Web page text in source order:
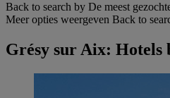
Back to search by De meest
Meer opties weergeven Back to
Grésy sur Aix: Hotels